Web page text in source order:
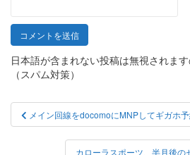
日本語が含まれない投稿は無視されます
（スパム対策）
投
稿
メイン回線をdocomoにMNPしてギガホ
カローラスポーツ、半月後の